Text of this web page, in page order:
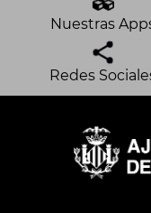
Nuestras
Redes